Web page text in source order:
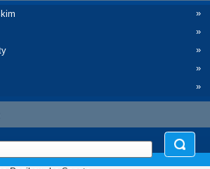
»
»
»
»
»